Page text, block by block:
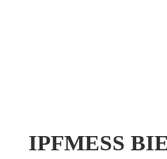
IPFMESS